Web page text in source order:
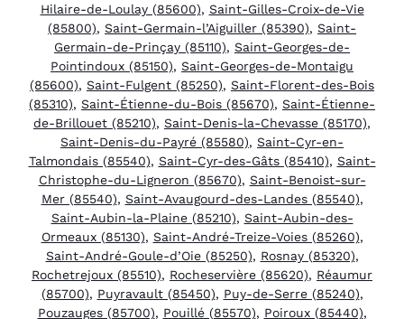
Hilaire-de-Loulay (85600), Saint-Gilles-Croix-de-Vie
(85800), Saint-Germain-l’Aiguiller (85390), Saint-
Germain-de-Prinçay (85110), Saint-Georges-de-
Pointindoux (85150), Saint-Georges-de-Montaigu
(85600), Saint-Fulgent (85250), Saint-Florent-des-Bois
(85310), Saint-Étienne-du-Bois (85670), Saint-Étienne-
de-Brillouet (85210), Saint-Denis-la-Chevasse (85170),
Saint-Denis-du-Payré (85580), Saint-Cyr-en-
Talmondais (85540), Saint-Cyr-des-Gâts (85410), Saint-
Christophe-du-Ligneron (85670), Saint-Benoist-sur-
Mer (85540), Saint-Avaugourd-des-Landes (85540),
Saint-Aubin-la-Plaine (85210), Saint-Aubin-des-
Ormeaux (85130), Saint-André-Treize-Voies (85260),
Saint-André-Goule-d’Oie (85250), Rosnay (85320),
Rochetrejoux (85510), Rocheservière (85620), Réaumur
(85700), Puyravault (85450), Puy-de-Serre (85240),
Pouzauges (85700), Pouillé (85570), Poiroux (85440),